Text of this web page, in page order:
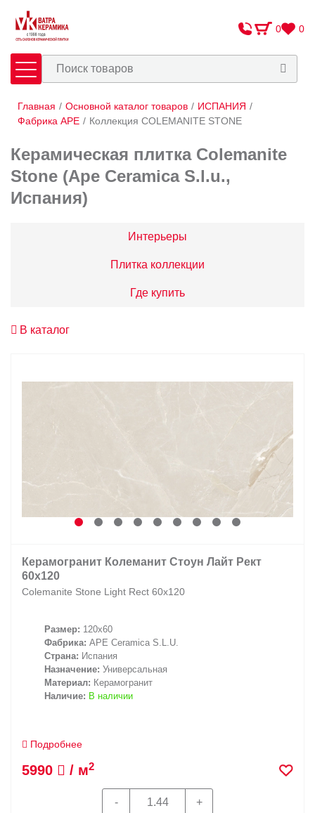
0 0
Плитка Сантехника
Оплата и доставка
Сотрудничество
О Компании
Адреса салонов
Главная / Основной каталог товаров / ИСПАНИЯ /
Фабрика APE / Коллекция COLEMANITE STONE
Керамическая плитка Colemanite
Stone (Ape Ceramica S.l.u.,
Испания)
Интерьеры
Плитка коллекции
Где купить
В каталог
Керамогранит Колеманит Стоун Лайт Рект
60x120
Colemanite Stone Light Rect 60x120
Размер: 120x60
Фабрика: APE Ceramica S.L.U.
Страна: Испания
Назначение: Универсальная
Материал: Керамогранит
Наличие: В наличии
Подробнее
5990 / м2